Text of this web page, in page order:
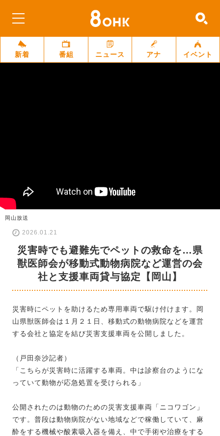
新着 番組 ニュース アナ イベント
岡山放送
2026.01.21
災害時でも避難先でペットの救命を…県
獣医師会が移動式動物病院など運営の会
社と支援車両貸与協定【岡山】
災害時にペットを助けるため専用車両で駆け付けます。岡
山県獣医師会は１月２１日、移動式の動物病院などを運営
する会社と協定を結び災害支援車両を公開しました。
（戸田奈沙記者）
「こちらが災害時に活躍する車両。中は診察台のようにな
っていて動物が応急処置を受けられる」
公開されたのは動物のための災害支援車両「ニコワゴン」
です。普段は動物病院がない地域などで稼働していて、麻
酔をする機械や酸素吸入器を備え、中で手術や治療をする